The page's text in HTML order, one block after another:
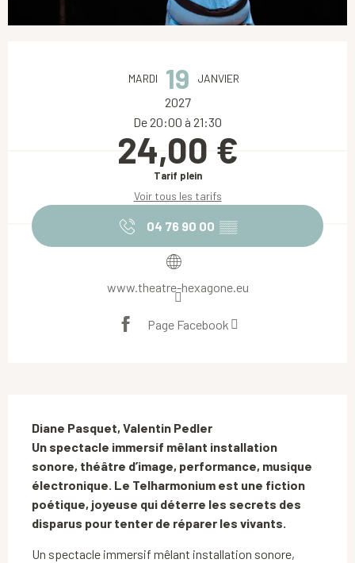
MARDI 19 JANVIER
2027
De 20:00 à 21:30
24,00 €
Tarif plein
Voir tous les tarifs
04 76 90 00 ▒▒
www.theatre-hexagone.eu
Page Facebook
Diane Pasquet, Valentin Pedler
Un spectacle immersif mêlant installation
sonore, théâtre d’image, performance, musique
électronique. Le Telharmonium est une fiction
poétique, joyeuse qui déterre les secrets des
disparus pour tenter de réparer les vivants.
Un spectacle immersif mêlant installation sonore,